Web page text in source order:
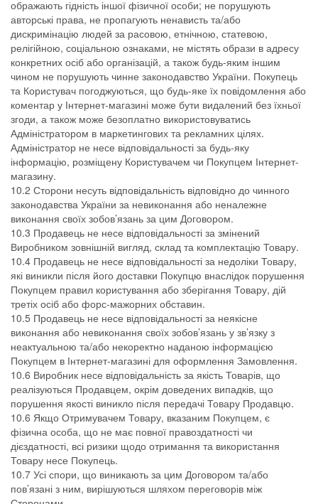
ображають гідність іншої фізичної особи; не порушують
авторські права, не пропагують ненависть та/або
дискримінацію людей за расовою, етнічною, статевою,
релігійною, соціальною ознаками, не містять образи в адресу
конкретних осіб або організацій, а також будь-яким іншим
чином не порушують чинне законодавство України. Покупець
та Користувач погоджуються, що будь-яке їх повідомлення або
коментар у Інтернет-магазині може бути видалений без їхньої
згоди, а також може безоплатно використовуватись
Адміністратором в маркетингових та рекламних цілях.
Адміністратор не несе відповідальності за будь-яку
інформацію, розміщену Користувачем чи Покупцем Інтернет-
магазину.
10.2 Сторони несуть відповідальність відповідно до чинного
законодавства України за невиконання або неналежне
виконання своїх зобов’язань за цим Договором.
10.3 Продавець не несе відповідальності за змінений
Виробником зовнішній вигляд, склад та комплектацію Товару.
10.4 Продавець не несе відповідальності за недоліки Товару,
які виникли після його доставки Покупцю внаслідок порушення
Покупцем правил користування або зберігання Товару, дій
третіх осіб або форс-мажорних обставин.
10.5 Продавець не несе відповідальності за неякісне
виконання або невиконання своїх зобов’язань у зв’язку з
неактуальною та/або некоректно наданою інформацією
Покупцем в Інтернет-магазині для оформлення Замовлення.
10.6 Виробник несе відповідальність за якість Товарів, що
реалізуються Продавцем, окрім доведених випадків, що
порушення якості виникло після передачі Товару Продавцю.
10.6 Якщо Отримувачем Товару, вказаним Покупцем, є
фізична особа, що не має повної правоздатності чи
дієздатності, всі ризики щодо отримання та використання
Товару несе Покупець.
10.7 Усі спори, що виникають за цим Договором та/або
пов’язані з ним, вирішуються шляхом переговорів між